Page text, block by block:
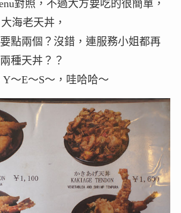
對照，不過大方要吃的很簡單，
海老天丼，
點兩個？沒錯，連服務小姐都再
種天丼？？
～E～S～，哇哈哈～